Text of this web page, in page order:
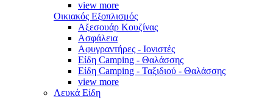
view more
Οικιακός Εξοπλισμός
Αξεσουάρ Κουζίνας
Ασφάλεια
Αφυγραντήρες - Ιονιστές
Είδη Camping - Θαλάσσης
Είδη Camping - Ταξιδιού - Θαλάσσης
view more
Λευκά Είδη